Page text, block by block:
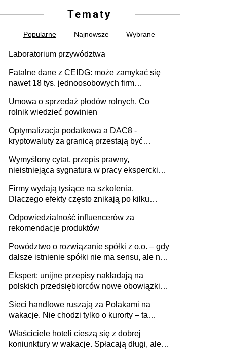
Tematy
Popularne Najnowsze Wybrane
Laboratorium przywództwa
Fatalne dane z CEIDG: może zamykać się
nawet 18 tys. jednoosobowych firm
Umowa o sprzedaż płodów rolnych. Co
rolnik wiedzieć powinien
Optymalizacja podatkowa a DAC8 -
kryptowaluty za granicą przestają być
Wymyślony cytat, przepis prawny,
nieistniejąca sygnatura w pracy eksperckiej -
firmie
Firmy wydają tysiące na szkolenia.
Dlaczego efekty często znikają po kilku
Odpowiedzialność influencerów za
rekomendacje produktów
Powództwo o rozwiązanie spółki z o.o. – gdy
dalsze istnienie spółki nie ma sensu, ale nie
Ekspert: unijne przepisy nakładają na
polskich przedsiębiorców nowe obowiązki w
Sieci handlowe ruszają za Polakami na
wakacje. Nie chodzi tylko o kurorty – ta
tam, gdzie wielu spędzi urlop po cichu
Właściciele hoteli cieszą się z dobrej
koniunktury w wakacje. Spłacają długi, ale